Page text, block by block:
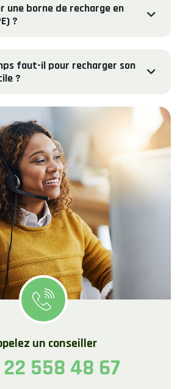
une borne de recharge en
?
faut-il pour recharger son
?
un conseiller
22 558 48 67